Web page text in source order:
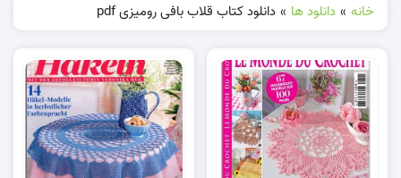
خانه » دانلود ها » دانلود کتاب قلاب بافی رومیزی pdf